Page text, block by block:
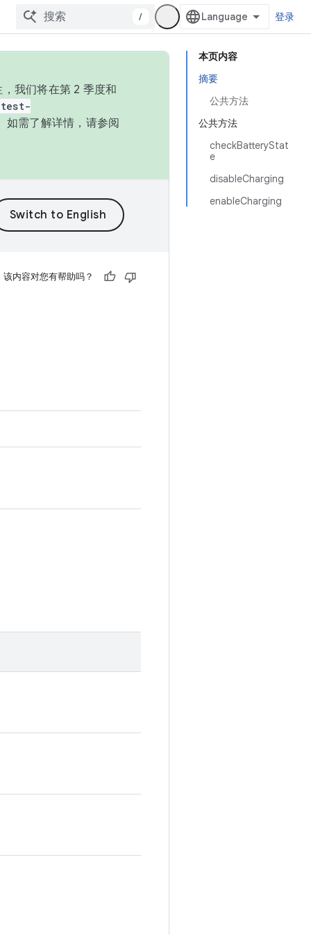
/ 登录
本页内容
摘要
公共方法
公共方法
checkBatteryStat
e
disableCharging
enableCharging
我们将在第 2 季度和
如需了解详情，请参阅
该内容对您有帮助吗？